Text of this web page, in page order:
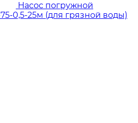
Насос погружной
0,5-25м (для грязной воды)